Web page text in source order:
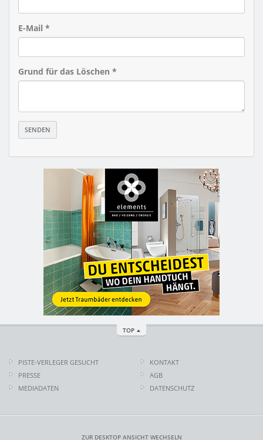
E-Mail *
Grund für das Löschen *
TOP
PISTE-VERLEGER GESUCHT
PRESSE
MEDIADATEN
KONTAKT
AGB
DATENSCHUTZ
ZUR DESKTOP ANSICHT WECHSELN